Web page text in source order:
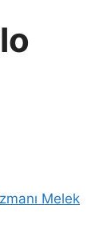
Melek